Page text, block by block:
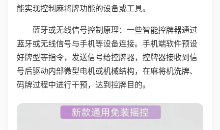
能实现控制麻将牌功能的设备或工具。
蓝牙或无线信号控制原理：一些智能控牌器通过
蓝牙或无线信号与手机等设备连接。手机端软件预设
好牌型等指令，发送信号给控牌器，控牌器接收到信
号后驱动内部微型电机或机械结构，在麻将机洗牌、
码牌过程中进行干预，达到控牌目的。